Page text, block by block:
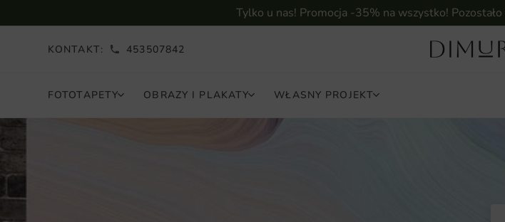
Tylko u nas! Promocja -35% na wszystko! Pozostało
KONTAKT: 453507842
FOTOTAPETY OBRAZY I PLAKATY WŁASNY PROJEKT